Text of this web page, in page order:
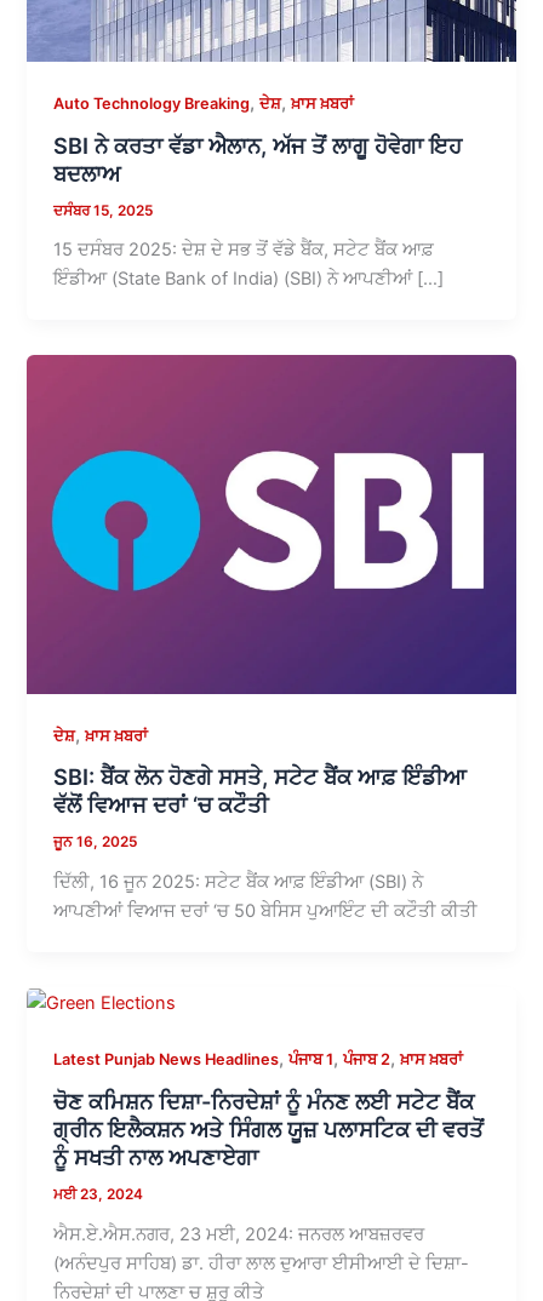
Auto Technology Breaking,ਦੇਸ਼,ਖ਼ਾਸ ਖ਼ਬਰਾਂ
SBI ਨੇ ਕਰਤਾ ਵੱਡਾ ਐਲਾਨ, ਅੱਜ ਤੋਂ ਲਾਗੂ ਹੋਵੇਗਾ ਇਹ
ਬਦਲਾਅ
ਦਸੰਬਰ 15, 2025
15 ਦਸੰਬਰ 2025: ਦੇਸ਼ ਦੇ ਸਭ ਤੋਂ ਵੱਡੇ ਬੈਂਕ, ਸਟੇਟ ਬੈਂਕ ਆਫ਼
ਇੰਡੀਆ (State Bank of India) (SBI) ਨੇ ਆਪਣੀਆਂ […]
ਦੇਸ਼,ਖ਼ਾਸ ਖ਼ਬਰਾਂ
SBI: ਬੈਂਕ ਲੋਨ ਹੋਣਗੇ ਸਸਤੇ, ਸਟੇਟ ਬੈਂਕ ਆਫ਼ ਇੰਡੀਆ
ਵੱਲੋਂ ਵਿਆਜ ਦਰਾਂ ‘ਚ ਕਟੌਤੀ
ਜੂਨ 16, 2025
ਦਿੱਲੀ, 16 ਜੂਨ 2025: ਸਟੇਟ ਬੈਂਕ ਆਫ਼ ਇੰਡੀਆ (SBI) ਨੇ
ਆਪਣੀਆਂ ਵਿਆਜ ਦਰਾਂ ‘ਚ 50 ਬੇਸਿਸ ਪੁਆਇੰਟ ਦੀ ਕਟੌਤੀ ਕੀਤੀ
Latest Punjab News Headlines,ਪੰਜਾਬ 1,ਪੰਜਾਬ 2,ਖ਼ਾਸ ਖ਼ਬਰਾਂ
ਚੋਣ ਕਮਿਸ਼ਨ ਦਿਸ਼ਾ-ਨਿਰਦੇਸ਼ਾਂ ਨੂੰ ਮੰਨਣ ਲਈ ਸਟੇਟ ਬੈਂਕ
ਗ੍ਰੀਨ ਇਲੈਕਸ਼ਨ ਅਤੇ ਸਿੰਗਲ ਯੂਜ਼ ਪਲਾਸਟਿਕ ਦੀ ਵਰਤੋਂ
ਨੂੰ ਸਖਤੀ ਨਾਲ ਅਪਣਾਏਗਾ
ਮਈ 23, 2024
ਐਸ.ਏ.ਐਸ.ਨਗਰ, 23 ਮਈ, 2024: ਜਨਰਲ ਆਬਜ਼ਰਵਰ
(ਅਨੰਦਪੁਰ ਸਾਹਿਬ) ਡਾ. ਹੀਰਾ ਲਾਲ ਦੁਆਰਾ ਈਸੀਆਈ ਦੇ ਦਿਸ਼ਾ-
ਨਿਰਦੇਸ਼ਾਂ ਦੀ ਪਾਲਣਾ ਚ ਸ਼ੁਰੂ ਕੀਤੇ